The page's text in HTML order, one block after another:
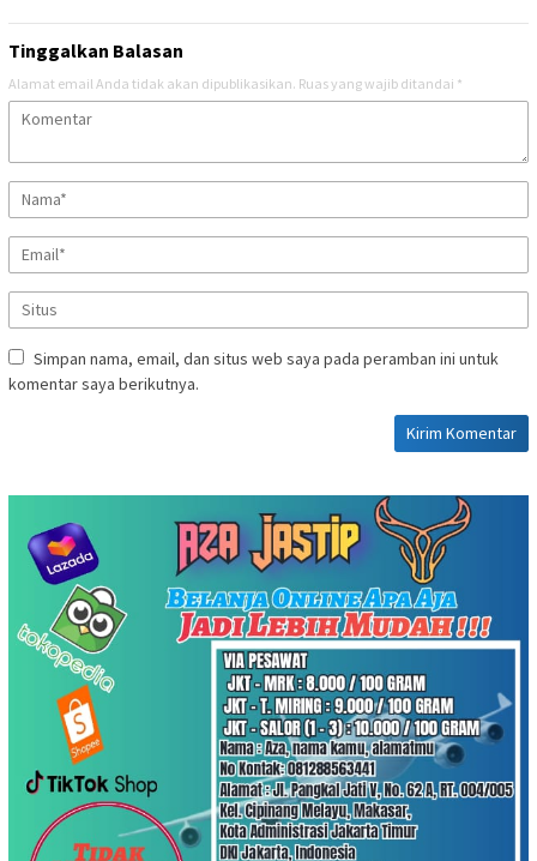
Tinggalkan Balasan
Alamat email Anda tidak akan dipublikasikan. Ruas yang wajib ditandai *
Simpan nama, email, dan situs web saya pada peramban ini untuk
komentar saya berikutnya.